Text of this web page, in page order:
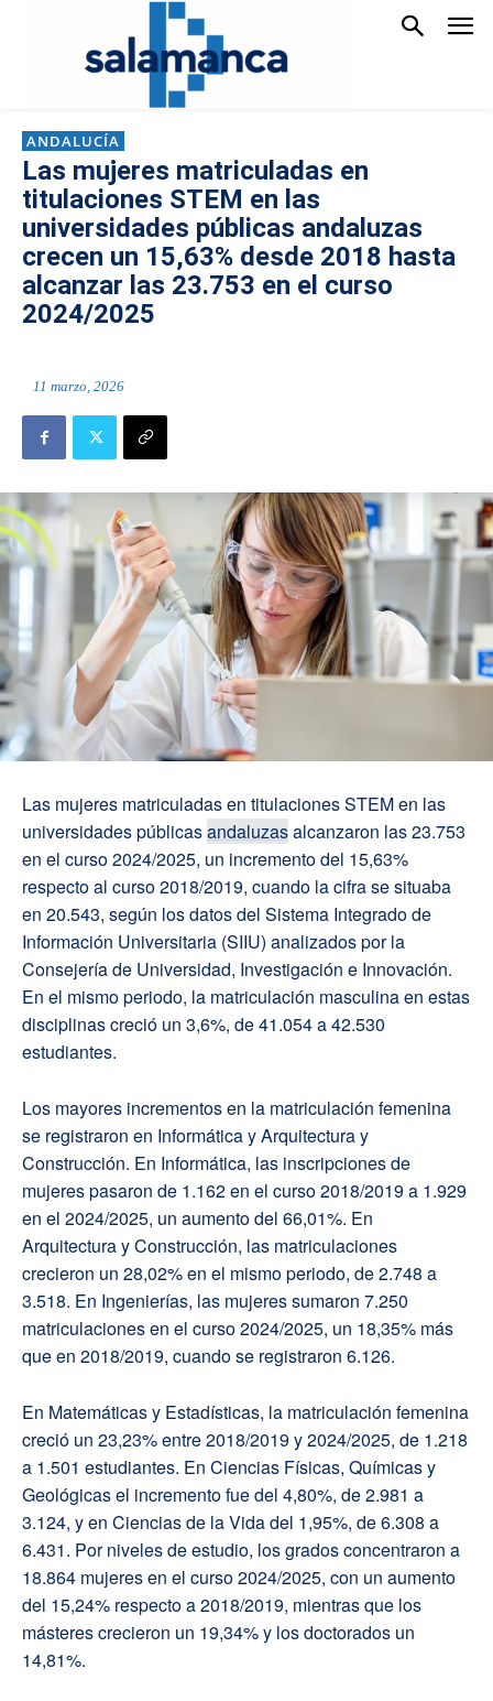
ANDALUCÍA
Las mujeres matriculadas en
titulaciones STEM en las
universidades públicas andaluzas
crecen un 15,63% desde 2018 hasta
alcanzar las 23.753 en el curso
2024/2025
11 marzo, 2026
Las mujeres matriculadas en titulaciones STEM en las
universidades públicasandaluzasalcanzaron las 23.753
en el curso 2024/2025, un incremento del 15,63%
respecto al curso 2018/2019, cuando la cifra se situaba
en 20.543, según los datos del Sistema Integrado de
Información Universitaria (SIIU) analizados por la
Consejería de Universidad, Investigación e Innovación.
En el mismo periodo, la matriculación masculina en estas
disciplinas creció un 3,6%, de 41.054 a 42.530
estudiantes.
Los mayores incrementos en la matriculación femenina
se registraron en Informática y Arquitectura y
Construcción. En Informática, las inscripciones de
mujeres pasaron de 1.162 en el curso 2018/2019 a 1.929
en el 2024/2025, un aumento del 66,01%. En
Arquitectura y Construcción, las matriculaciones
crecieron un 28,02% en el mismo periodo, de 2.748 a
3.518. En Ingenierías, las mujeres sumaron 7.250
matriculaciones en el curso 2024/2025, un 18,35% más
que en 2018/2019, cuando se registraron 6.126.
En Matemáticas y Estadísticas, la matriculación femenina
creció un 23,23% entre 2018/2019 y 2024/2025, de 1.218
a 1.501 estudiantes. En Ciencias Físicas, Químicas y
Geológicas el incremento fue del 4,80%, de 2.981 a
3.124, y en Ciencias de la Vida del 1,95%, de 6.308 a
6.431. Por niveles de estudio, los grados concentraron a
18.864 mujeres en el curso 2024/2025, con un aumento
del 15,24% respecto a 2018/2019, mientras que los
másteres crecieron un 19,34% y los doctorados un
14,81%.